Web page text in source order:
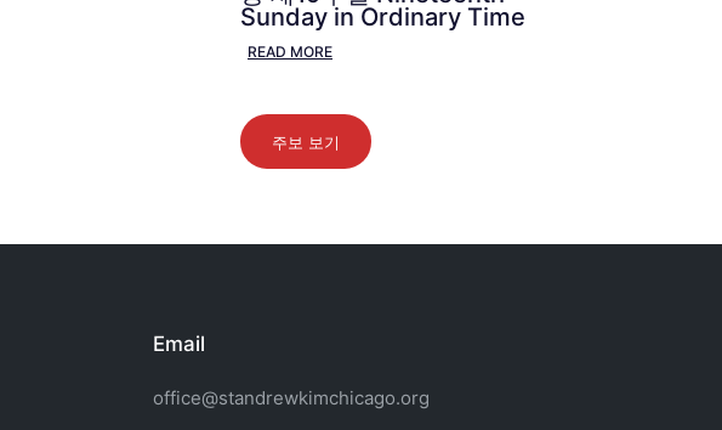
Sunday in Ordinary Time
READ MORE
주보 보기
Email
office@standrewkimchicago.org